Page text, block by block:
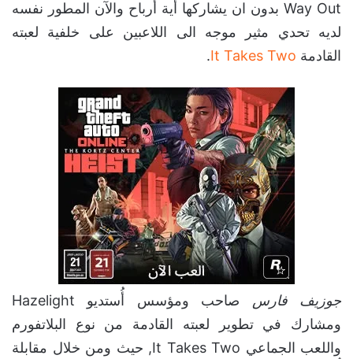
Way Out بدون ان يشاركها أية أرباح والآن المطور نفسه
لديه تحدي مثير موجه الى اللاعبين على خلفية لعبته
القادمة
.
جوزيف فارس
صاحب ومؤسس أُستديو Hazelight
ومشارك في تطوير لعبته القادمة من نوع البلاتفورم
واللعب الجماعي It Takes Two, حيث ومن خلال مقابلة